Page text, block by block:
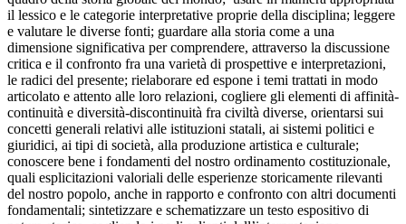
il lessico e le categorie interpretative proprie della disciplina; leggere
e valutare le diverse fonti; guardare alla storia come a una
dimensione significativa per comprendere, attraverso la discussione
critica e il confronto fra una varietà di prospettive e interpretazioni,
le radici del presente; rielaborare ed espone i temi trattati in modo
articolato e attento alle loro relazioni, cogliere gli elementi di affinità-
continuità e diversità-discontinuità fra civiltà diverse, orientarsi sui
concetti generali relativi alle istituzioni statali, ai sistemi politici e
giuridici, ai tipi di società, alla produzione artistica e culturale;
conoscere bene i fondamenti del nostro ordinamento costituzionale,
quali esplicitazioni valoriali delle esperienze storicamente rilevanti
del nostro popolo, anche in rapporto e confronto con altri documenti
fondamentali; sintetizzare e schematizzare un testo espositivo di